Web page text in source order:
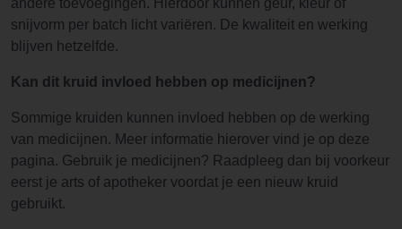
andere toevoegingen. Hierdoor kunnen geur, kleur of
snijvorm per batch licht variëren. De kwaliteit en werking
blijven hetzelfde.
Kan dit kruid invloed hebben op medicijnen?
Sommige kruiden kunnen invloed hebben op de werking
van medicijnen. Meer informatie hierover vind je op deze
pagina. Gebruik je medicijnen? Raadpleeg dan bij voorkeur
eerst je arts of apotheker voordat je een nieuw kruid
gebruikt.